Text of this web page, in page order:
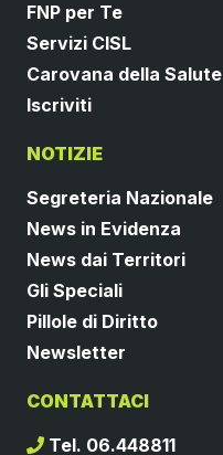
FNP per Te
Servizi CISL
Carovana della Salute
Iscriviti
NOTIZIE
Segreteria Nazionale
News in Evidenza
News dai Territori
Gli Speciali
Pillole di Diritto
Newsletter
CONTATTACI
Tel. 06.448811